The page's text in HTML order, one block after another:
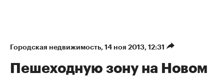
Городская недвижимость⁠, 14 ноя 2013, 12:31
Пешеходную зону на Новом